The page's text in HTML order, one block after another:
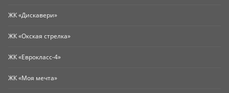
ЖК «Дискавери»
ЖК «Окская стрелка»
ЖК «Еврокласс-4»
ЖК «Моя мечта»